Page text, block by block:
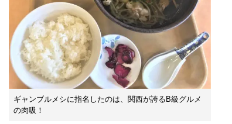
ギャンブルメシに指名したのは、関西が誇るB級グルメ
の肉吸！